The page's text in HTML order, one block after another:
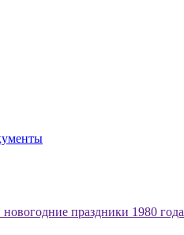
праздники 1980 года